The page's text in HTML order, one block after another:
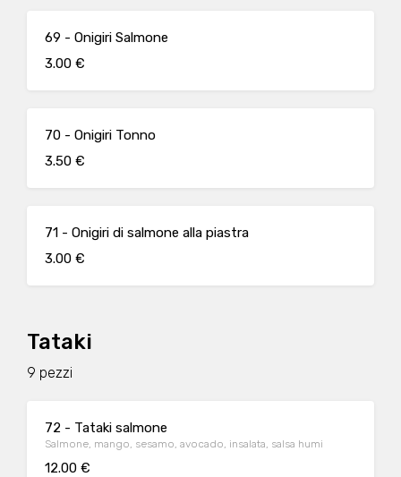
69 - Onigiri Salmone
3.00 €
70 - Onigiri Tonno
3.50 €
71 - Onigiri di salmone alla piastra
3.00 €
Tataki
9 pezzi
72 - Tataki salmone
Salmone, mango, sesamo, avocado, insalata, salsa humi
12.00 €